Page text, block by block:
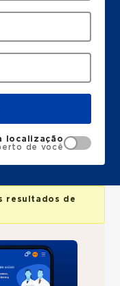
localização
de você
resultados de